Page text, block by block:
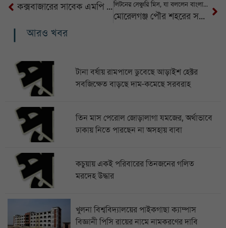
কক্সবাজারের সাবেক এমপি জাফর আলমের ১৮ দিনের রিমান্ড মঞ্জুর লিটনের সেঞ্চুরি মিস, যা বললেন বাংলাদেশের কোচ
মোরেলগঞ্জ পৌর শহরের সড়কের বেহাল দশা
আরও খবর
টানা বর্ষায় রামপালে ডুবেছে আড়াইশ হেক্টর
সবজিক্ষেত বাড়ছে দাম-কমেছে সরবরাহ
তিন মাস পেরোল জোড়ালাগা যমজের, অর্থাভাবে
ঢাকায় নিতে পারছেন না অসহায় বাবা
কচুয়ায় একই পরিবারের তিনজনের গলিত
মরদেহ উদ্ধার
খুলনা বিশ্ববিদ্যালয়ের পাইকগাছা ক্যাম্পাস
বিজ্ঞানী পিসি রায়ের নামে নামকরণের দাবি